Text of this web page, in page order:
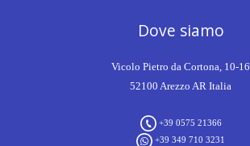
Dove siamo
Vicolo Pietro da Cortona, 10-16
52100 Arezzo AR Italia
+39 0575 21366
+39 349 710 3231